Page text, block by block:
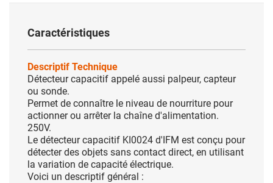
Caractéristiques
Descriptif Technique
Détecteur capacitif appelé aussi palpeur, capteur
ou sonde.
Permet de connaître le niveau de nourriture pour
actionner ou arrêter la chaîne d'alimentation.
250V.
Le détecteur capacitif KI0024 d'IFM est conçu pour
détecter des objets sans contact direct, en utilisant
la variation de capacité électrique.
Voici un descriptif général :